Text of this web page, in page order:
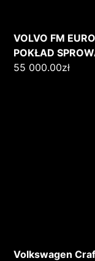
VOLVO FM
POKŁAD
55 000.00zł
Volkswagen